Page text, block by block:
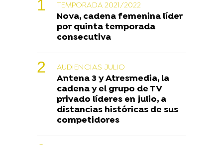
TEMPORADA 2021/2022
Nova, cadena femenina líder
por quinta temporada
consecutiva
AUDIENCIAS JULIO
Antena 3 y Atresmedia, la
cadena y el grupo de TV
privado líderes en julio, a
distancias históricas de sus
competidores